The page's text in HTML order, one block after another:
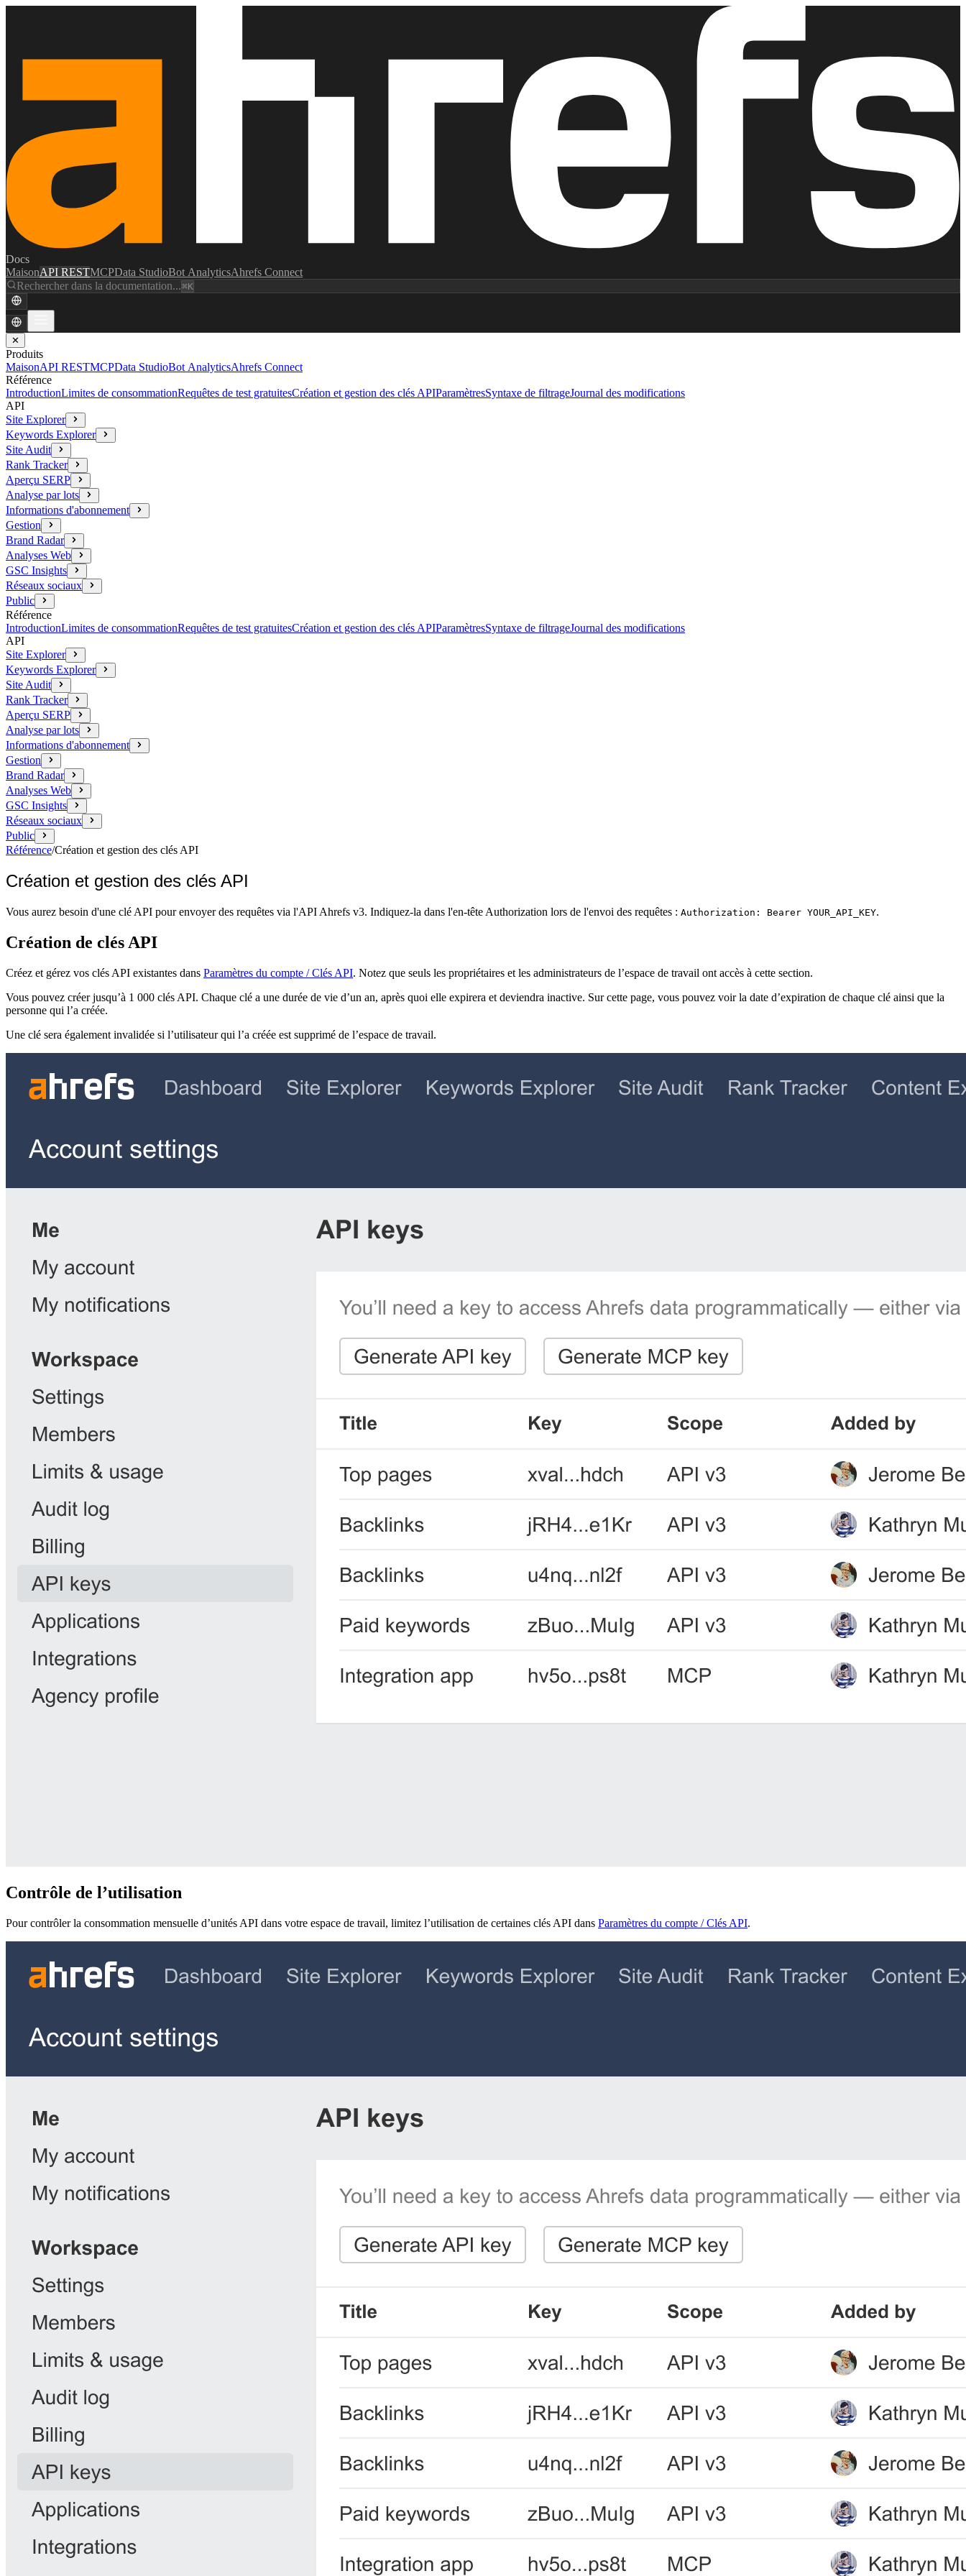
Docs
MaisonAPI RESTMCPData StudioBot AnalyticsAhrefs Connect
Rechercher dans la documentation...⌘K
✕
Produits
MaisonAPI RESTMCPData StudioBot AnalyticsAhrefs Connect
Référence
IntroductionLimites de consommationRequêtes de test gratuitesCréation et gestion des clés APIParamètresSyntaxe de filtrageJournal des modifications
API
Site Explorer
Keywords Explorer
Site Audit
Rank Tracker
Aperçu SERP
Analyse par lots
Informations d'abonnement
Gestion
Brand Radar
Analyses Web
GSC Insights
Réseaux sociaux
Public
Référence
IntroductionLimites de consommationRequêtes de test gratuitesCréation et gestion des clés APIParamètresSyntaxe de filtrageJournal des modifications
API
Site Explorer
Keywords Explorer
Site Audit
Rank Tracker
Aperçu SERP
Analyse par lots
Informations d'abonnement
Gestion
Brand Radar
Analyses Web
GSC Insights
Réseaux sociaux
Public
Référence/Création et gestion des clés API
Création et gestion des clés API
Vous aurez besoin d'une clé API pour envoyer des requêtes via l'API Ahrefs v3. Indiquez-la dans l'en-tête Authorization lors de l'envoi des requêtes : Authorization: Bearer YOUR_API_KEY.
Création de clés API
Créez et gérez vos clés API existantes dans Paramètres du compte / Clés API. Notez que seuls les propriétaires et les administrateurs de l’espace de travail ont accès à cette section.
Vous pouvez créer jusqu’à 1 000 clés API. Chaque clé a une durée de vie d’un an, après quoi elle expirera et deviendra inactive. Sur cette page, vous pouvez voir la date d’expiration de chaque clé ainsi que la
personne qui l’a créée.
Une clé sera également invalidée si l’utilisateur qui l’a créée est supprimé de l’espace de travail.
Contrôle de l’utilisation
Pour contrôler la consommation mensuelle d’unités API dans votre espace de travail, limitez l’utilisation de certaines clés API dans Paramètres du compte / Clés API.